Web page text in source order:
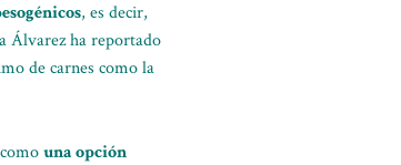
, es decir,
Álvarez ha reportado
de carnes como la
una opción